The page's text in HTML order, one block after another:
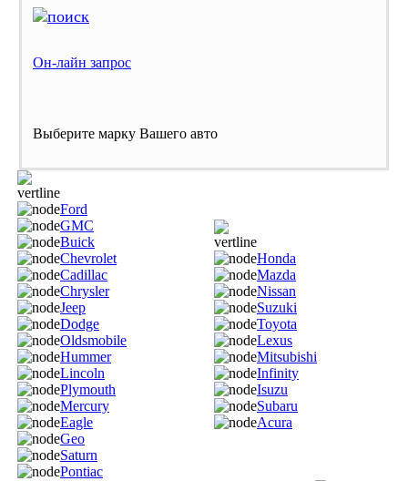
Он-лайн запрос
Выберите марку Вашего авто
Ford
GMC
Buick
Chevrolet
Cadillac
Chrysler
Jeep
Dodge
Oldsmobile
Hummer
Lincoln
Plymouth
Mercury
Eagle
Geo
Saturn
Pontiac
Honda
Mazda
Nissan
Suzuki
Toyota
Lexus
Mitsubishi
Infinity
Isuzu
Subaru
Acura